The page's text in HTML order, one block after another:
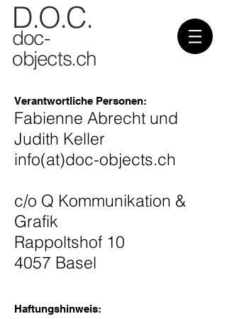
D.O.C.
doc-
objects.ch
Verantwortliche Personen:
Fabienne Abrecht und
Judith Keller
info(at)doc-objects.ch
c/o Q Kommunikation &
Grafik
Rappoltshof 10
4057 Basel
Haftungshinweis: